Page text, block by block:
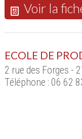
Voir la
ECOLE DE
2 rue des Forges -
Téléphone : 06 62